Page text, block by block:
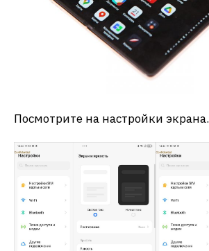
Посмотрите на настройки экрана.